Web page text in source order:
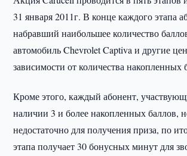
31 января 2011г. В конце каждого этапа
набравший наибольшее количество
автомобиль Chevrolet Captiva и другие
зависимости от количества накопленных
Кроме этого, каждый абонент,
наличии 3 и более накопленных баллов,
недостаточно для получения приза, по
этапа получает 30 бонусных минут для